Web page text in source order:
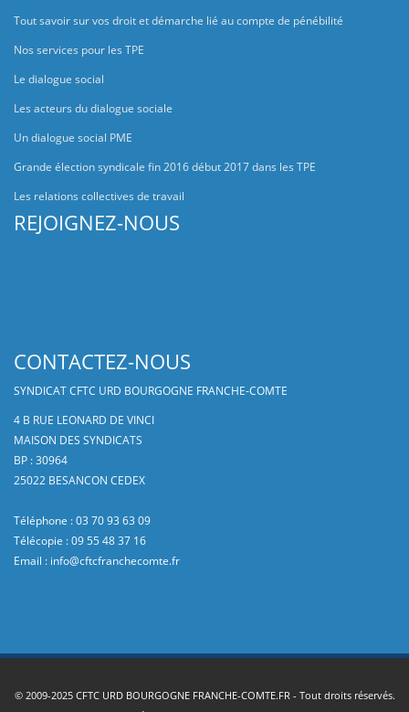
Tout savoir sur vos droit et démarche lié au compte de pénébilité
Nos services pour les TPE
Le dialogue social
Les acteurs du dialogue sociale
Un dialogue social PME
Grande élection syndicale fin 2016 début 2017 dans les TPE
Les relations collectives de travail
REJOIGNEZ-NOUS
CONTACTEZ-NOUS
SYNDICAT CFTC URD BOURGOGNE FRANCHE-COMTE
4 B RUE LEONARD DE VINCI
MAISON DES SYNDICATS
BP : 30964
25022 BESANCON CEDEX
Téléphone : 03 70 93 63 09
Télécopie : 09 55 48 37 16
Email : info@cftcfranchecomte.fr
© 2009-2025 CFTC URD BOURGOGNE FRANCHE-COMTE.FR - Tout droits réservés.